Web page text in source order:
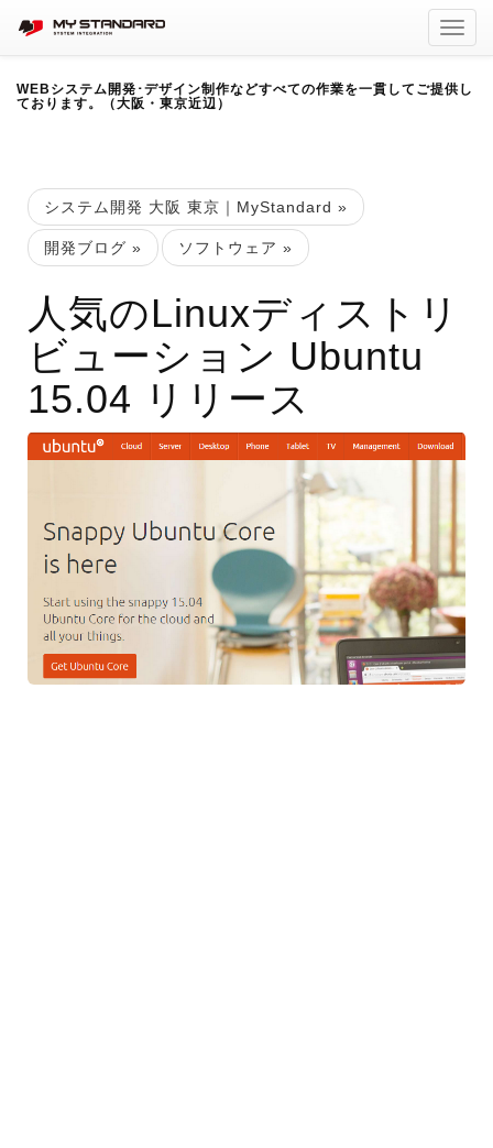
WEBシステム開発･デザイン制作などすべての作業を一貫してご提供し
ております。（大阪・東京近辺）
システム開発 大阪 東京｜MyStandard »
開発ブログ » ソフトウェア »
人気のLinuxディストリ
ビューション Ubuntu
15.04 リリース